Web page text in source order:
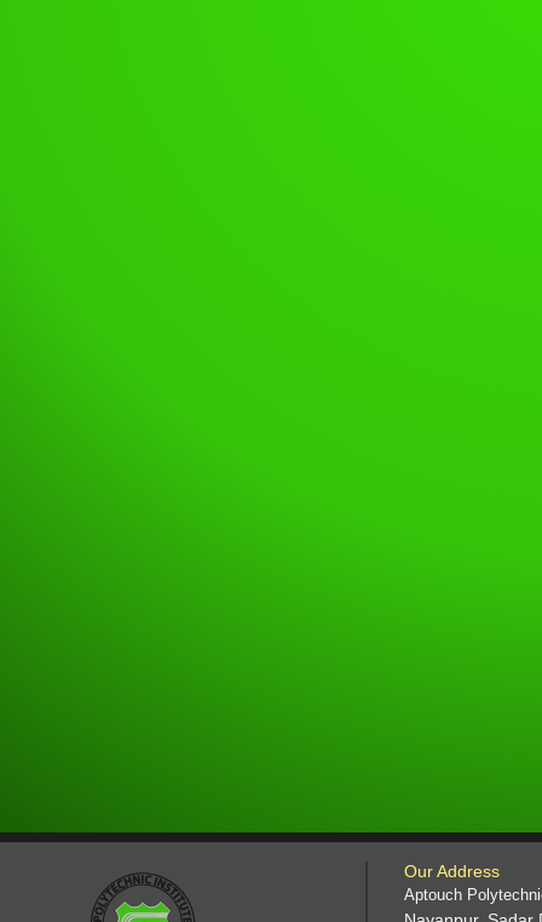
Our Address
Aptouch